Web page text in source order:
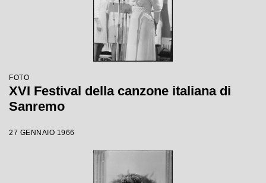
FOTO
XVI Festival della canzone italiana di
Sanremo
27 GENNAIO 1966